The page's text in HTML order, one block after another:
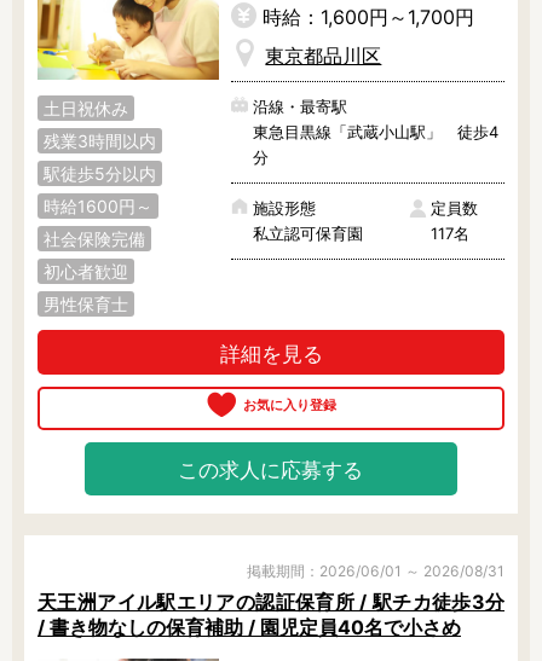
派遣スタッフさんも、定時できっち
り上がれていますよ。
まずは見学からでも大歓迎！ぜひ、
お気軽にご相談くださいね。
土日祝休み
残業3時間以内
駅徒歩5分以内
時給1600円～
社会保険完備
初心者歓迎
男性保育士
時給：1,600円～1,700円
東京都品川区
沿線・最寄駅
東急目黒線「武蔵小山駅」 徒歩4
分
施設形態
私立認可保育園
定員数
117名
詳細を見る
この求人に応募する
掲載期間：2026/06/01 ～ 2026/08/31
天王洲アイル駅エリアの認証保育所 / 駅チカ徒歩3分
/ 書き物なしの保育補助 / 園児定員40名で小さめ